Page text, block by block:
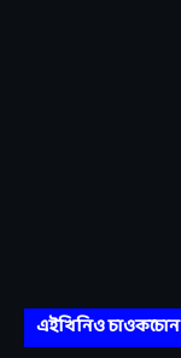
এইখিনিও চাওকচোন